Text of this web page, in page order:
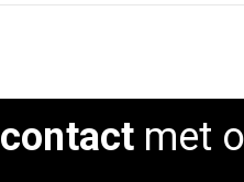
contactmet